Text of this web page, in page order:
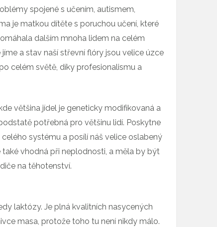
spojené s učením, autismem,
je matkou dítěte s poruchou učení, které
dalším mnoha lidem na celém
a stav naší střevní flóry jsou velice úzce
celém světě, díky profesionalismu a
většina jídel je geneticky modifikovaná a
potřebná pro většinu lidí. Poskytne
systému a posílí náš velice oslabený
vhodná při neplodnosti, a měla by být
na těhotenství.
laktózy. Je plná kvalitních nasycených
masa, protože toho tu není nikdy málo.